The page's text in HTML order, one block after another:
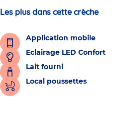
Les plus dans cette crèche
Application mobile
Eclairage LED Confort
Lait fourni
Local poussettes